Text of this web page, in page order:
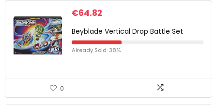
€64.82
Beyblade Vertical Drop Battle Set
Already Sold: 38%
0